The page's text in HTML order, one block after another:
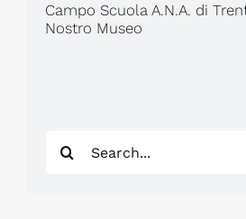
Campo Scuola A.N.A. di
Nostro Museo
Search